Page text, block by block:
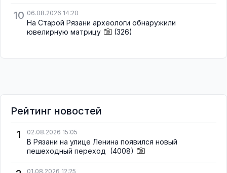
10 06.08.2026 14:20
На Старой Рязани археологи обнаружили
ювелирную матрицу
(326)
Рейтинг новостей
1
02.08.2026 15:05
В Рязани на улице Ленина появился новый
пешеходный переход (4008)
01.08.2026 12:25